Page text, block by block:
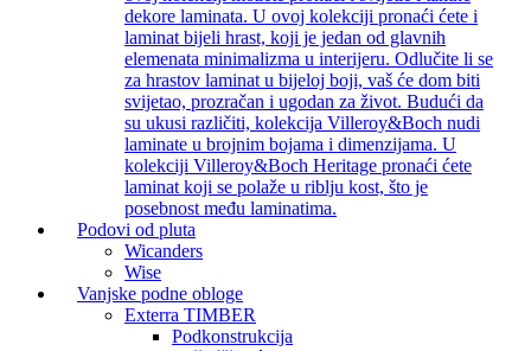
dekore laminata. U ovoj kolekciji pronaći ćete i
laminat bijeli hrast, koji je jedan od glavnih
elemenata minimalizma u interijeru. Odlučite li se
za hrastov laminat u bijeloj boji, vaš će dom biti
svijetao, prozračan i ugodan za život. Budući da
su ukusi različiti, kolekcija Villeroy&Boch nudi
laminate u brojnim bojama i dimenzijama. U
kolekciji Villeroy&Boch Heritage pronaći ćete
laminat koji se polaže u riblju kost, što je
posebnost među laminatima.
Podovi od pluta
Wicanders
Wise
Vanjske podne obloge
Exterra TIMBER
Podkonstrukcija